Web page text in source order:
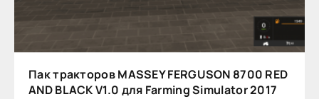
Пак тракторов MASSEY FERGUSON 8700 RED
AND BLACK V1.0 для Farming Simulator 2017